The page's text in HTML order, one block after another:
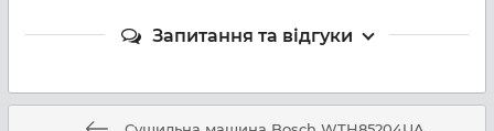
Запитання та відгуки